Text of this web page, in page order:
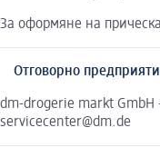
За оформяне на
Отговорно
dm-drogerie markt GmbH
servicecenter@dm.de